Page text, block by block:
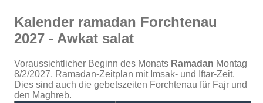
Kalender ramadan Forchtenau
2027 - Awkat salat
Voraussichtlicher Beginn des Monats Ramadan Montag
8/2/2027. Ramadan-Zeitplan mit Imsak- und Iftar-Zeit.
Dies sind auch die gebetszeiten Forchtenau für Fajr und
den Maghreb.